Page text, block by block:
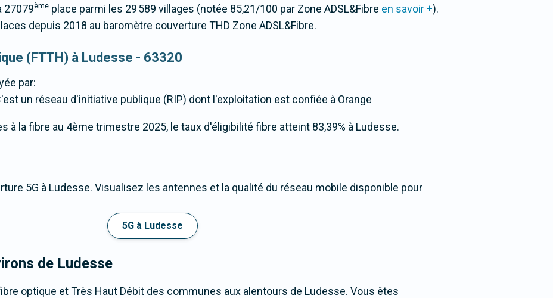
27079ème place parmi les 29 589 villages (notée 85,21/100 par Zone ADSL&Fibre en savoir +).
depuis 2018 au baromètre couverture THD Zone ADSL&Fibre.
(FTTH) à Ludesse - 63320
par:
un réseau d'initiative publique (RIP) dont l'exploitation est confiée à Orange
à la fibre au 4ème trimestre 2025, le taux d'éligibilité fibre atteint 83,39% à Ludesse.
5G à Ludesse. Visualisez les antennes et la qualité du réseau mobile disponible pour
5G à Ludesse
de Ludesse
optique et Très Haut Débit des communes aux alentours de Ludesse. Vous êtes